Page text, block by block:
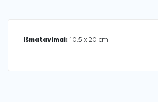
Išmatavimai: 10,5 x 20 cm